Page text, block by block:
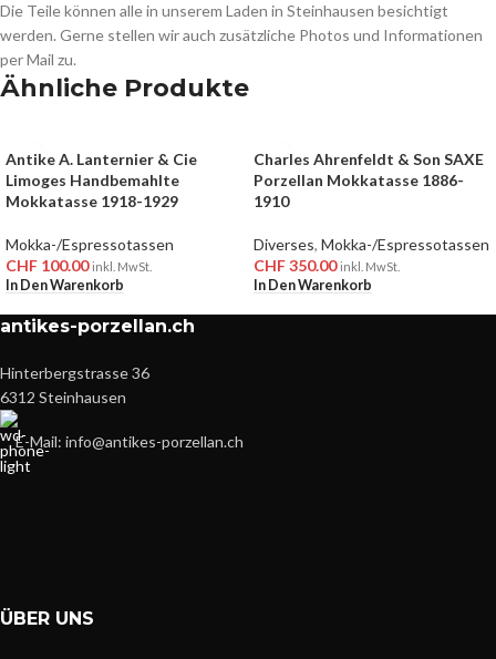
Die Teile können alle in unserem Laden in Steinhausen besichtigt
werden. Gerne stellen wir auch zusätzliche Photos und Informationen
per Mail zu.
Ähnliche Produkte
Antike A. Lanternier & Cie
Limoges Handbemahlte
Mokkatasse 1918-1929
Mokka-/Espressotassen
CHF 100.00 inkl. MwSt.
In Den Warenkorb
Charles Ahrenfeldt & Son SAXE
Porzellan Mokkatasse 1886-
1910
Diverses, Mokka-/Espressotassen
CHF350.00 inkl. MwSt.
In Den Warenkorb
antikes-porzellan.ch
Hinterbergstrasse 36
6312 Steinhausen
E-Mail: info@antikes-porzellan.ch
ÜBER UNS